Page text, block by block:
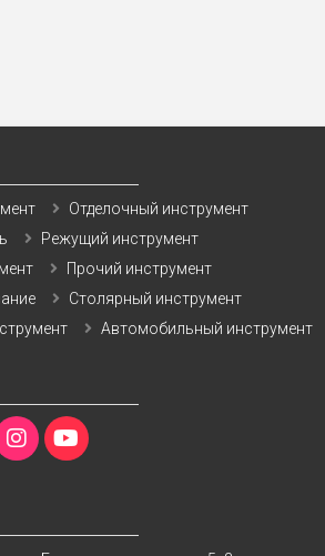
Отделочный инструмент
Режущий инструмент
Прочий инструмент
Столярный инструмент
Автомобильный инструмент